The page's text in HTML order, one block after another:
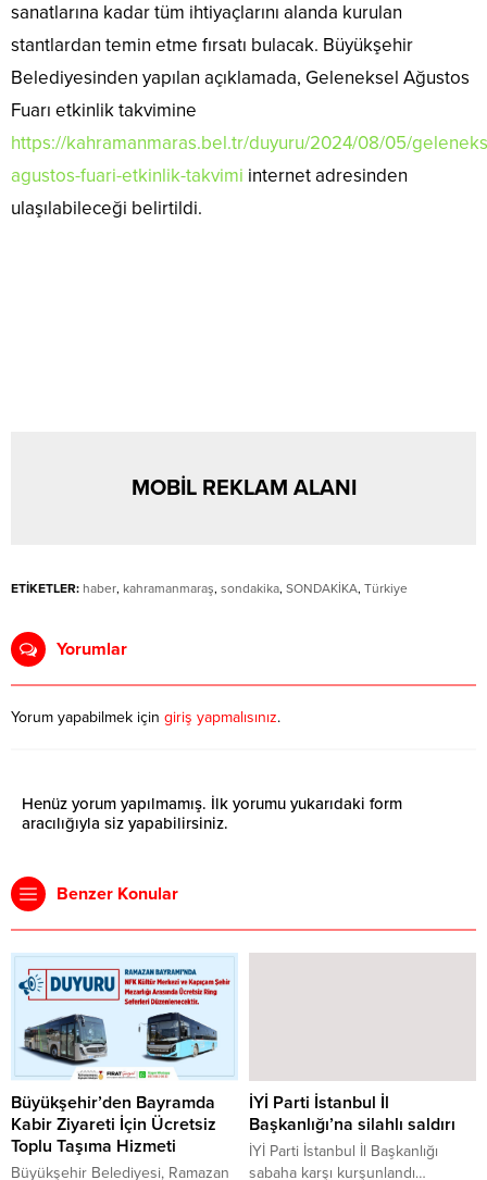
sanatlarına kadar tüm ihtiyaçlarını alanda kurulan
stantlardan temin etme fırsatı bulacak. Büyükşehir
Belediyesinden yapılan açıklamada, Geleneksel Ağustos
Fuarı etkinlik takvimine
https://kahramanmaras.bel.tr/duyuru/2024/08/05/
agustos-fuari-etkinlik-takvimi internet adresinden
ulaşılabileceği belirtildi.
MOBİL REKLAM ALANI
ETİKETLER: haber, kahramanmaraş, sondakika, SONDAKİKA, Türkiye
Yorumlar
Yorum yapabilmek için giriş yapmalısınız.
Henüz yorum yapılmamış. İlk yorumu yukarıdaki form
aracılığıyla siz yapabilirsiniz.
Benzer Konular
Büyükşehir’den Bayramda
Kabir Ziyareti İçin Ücretsiz
Toplu Taşıma Hizmeti
Büyükşehir Belediyesi, Ramazan
İYİ Parti İstanbul İl
Başkanlığı’na silahlı saldırı
İYİ Parti İstanbul İl Başkanlığı
sabaha karşı kurşunlandı…